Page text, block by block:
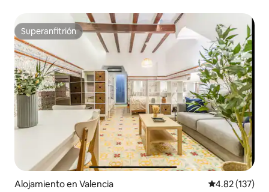
Superanfitrión
Superanfitrión
Alojamiento en Valencia Calificación
4.82 (137)